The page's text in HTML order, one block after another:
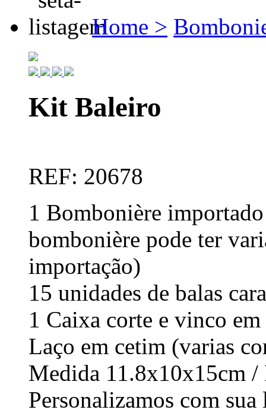
Home >
Kit Baleiro
REF: 20678
1 Bombonière
bombonière pode ter
importação)
15 unidades de balas
1 Caixa corte e vinco
Laço em cetim (varias
Medida 11.8x10x15cm /
Personalizamos com